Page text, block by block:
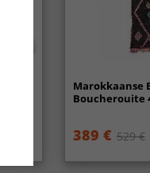
Marokkaanse
Boucherouite
389 € 529 €